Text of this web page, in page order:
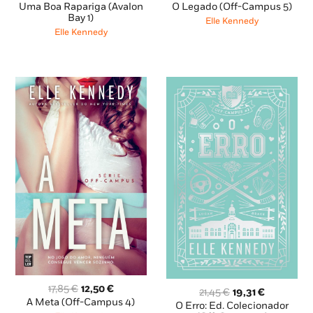
preço
original
era:
preço
Uma Boa Rapariga (Avalon
Bay 1)
Elle Kennedy
preço
original
preço
O Legado (Off-Campus 5)
Elle Kennedy
17,85€ O
preço
12,50€O
preço
A Meta (Off-Campus 4)
21,45€ O
preço
19,31€O
preço
O Erro: Ed. Colecionador